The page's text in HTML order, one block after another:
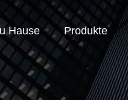
Hause Produkte